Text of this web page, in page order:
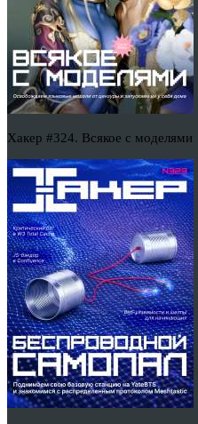
Хакер #324. Всякое с моделями